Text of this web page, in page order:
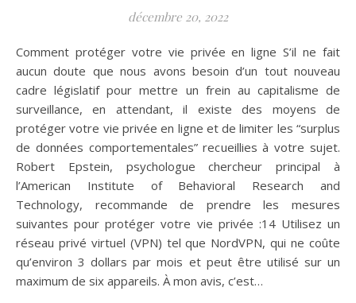
décembre 20, 2022
Comment protéger votre vie privée en ligne S’il ne fait
aucun doute que nous avons besoin d’un tout nouveau
cadre législatif pour mettre un frein au capitalisme de
surveillance, en attendant, il existe des moyens de
protéger votre vie privée en ligne et de limiter les “surplus
de données comportementales” recueillies à votre sujet.
Robert Epstein, psychologue chercheur principal à
l’American Institute of Behavioral Research and
Technology, recommande de prendre les mesures
suivantes pour protéger votre vie privée :14 Utilisez un
réseau privé virtuel (VPN) tel que NordVPN, qui ne coûte
qu’environ 3 dollars par mois et peut être utilisé sur un
maximum de six appareils. À mon avis, c’est…